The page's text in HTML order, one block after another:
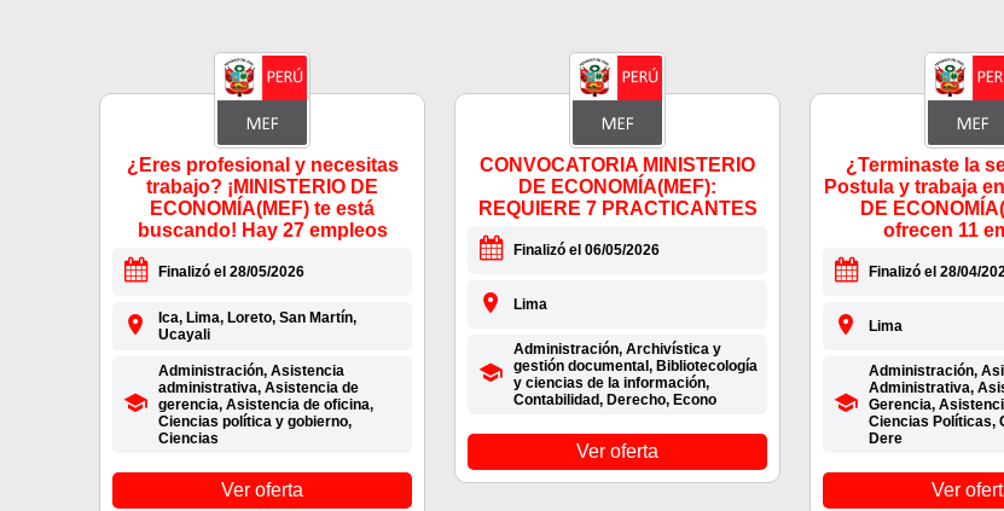
¿Eres profesional y necesitas
trabajo? ¡MINISTERIO DE
ECONOMÍA(MEF) te está
buscando! Hay 27 empleos
Finalizó el 28/05/2026
Ica, Lima, Loreto, San Martín,
Ucayali
Administración, Asistencia
administrativa, Asistencia de
gerencia, Asistencia de oficina,
Ciencias política y gobierno,
Ciencias
Ver oferta
CONVOCATORIA MINISTERIO
DE ECONOMÍA(MEF):
REQUIERE 7 PRACTICANTES
Finalizó el 06/05/2026
Lima
Administración, Archivística y
gestión documental, Bibliotecología
y ciencias de la información,
Contabilidad, Derecho, Econo
Ver oferta
¿Terminaste la
Postula y trabaja
DE
ofrecen 11
Finalizó el 28/04/
Lima
Administración,
Administrativa,
Gerencia,
Ciencias Políticas,
Dere
Ver